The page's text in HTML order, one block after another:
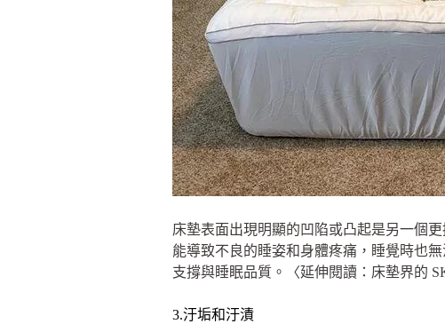
床墊表面出現明顯的凹陷或凸起是另一個
能導致不良的睡姿和身體疼痛，睡覺時也
支撐與睡眠品質。〈延伸閱讀：床墊界的
3.汙垢和汙漬